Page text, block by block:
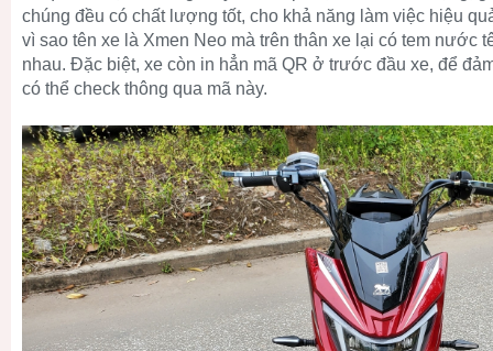
chúng đều có chất lượng tốt, cho khả năng làm việc hiệu
vì sao tên xe là Xmen Neo mà trên thân xe lại có tem nước
nhau. Đặc biệt, xe còn in hẳn mã QR ở trước đầu xe, để
có thể check thông qua mã này.